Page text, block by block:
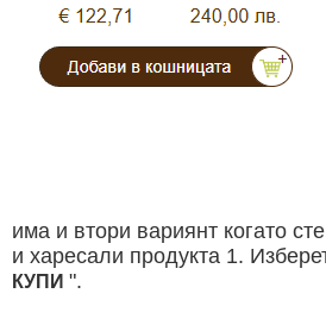
Архивни
има и втори вариянт когато
и харесали продукта 1.
КУПИ ".